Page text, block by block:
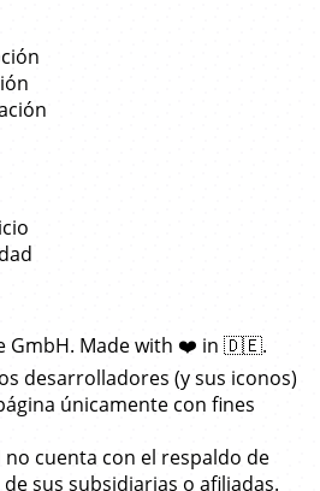
GmbH. Made with ❤️ in 🇩🇪.
desarrolladores (y sus iconos)
únicamente con fines
cuenta con el respaldo de
sus subsidiarias o afiliadas.